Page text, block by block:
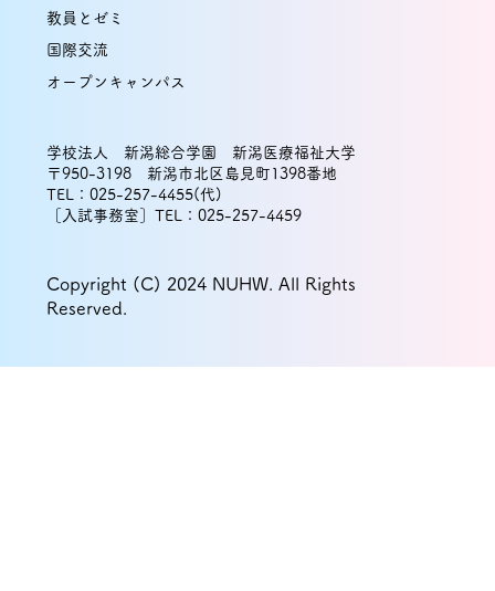
教員とゼミ
国際交流
オープンキャンパス
学校法人 新潟総合学園 新潟医療福祉大学
〒950-3198 新潟市北区島見町1398番地
TEL：025-257-4455(代)
［入試事務室］TEL：025-257-4459
Copyright (C) 2024 NUHW. All Rights
Reserved.